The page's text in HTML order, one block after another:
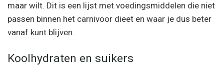
maar wilt. Dit is een lijst met voedingsmiddelen die niet
passen binnen het carnivoor dieet en waar je dus beter
vanaf kunt blijven.
Koolhydraten en suikers